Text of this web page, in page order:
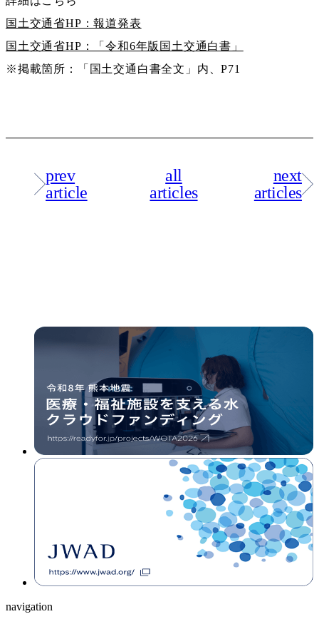
国土交通省HP：報道発表
国土交通省HP：「令和6年版国土交通白書」
※掲載箇所：「国土交通白書全文」内、P71
prev
article
all
articles
next
articles
navigation